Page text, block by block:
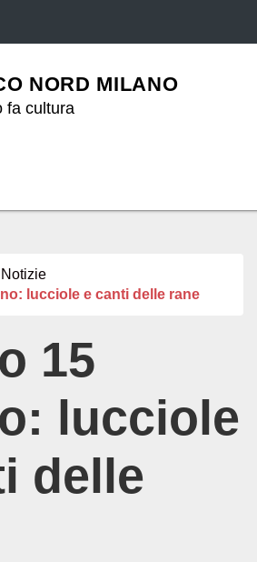
NORD MILANO
fa cultura
Notizie
lucciole e canti delle rane
15
lucciole
delle